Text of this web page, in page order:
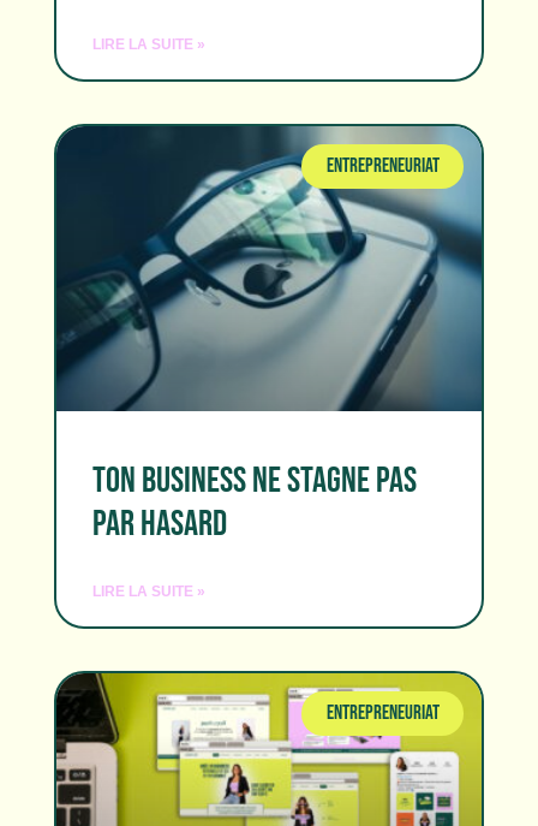
LIRE LA SUITE »
ENTREPRENEURIAT
TON BUSINESS NE STAGNE PAS
PAR HASARD
LIRE LA SUITE »
ENTREPRENEURIAT